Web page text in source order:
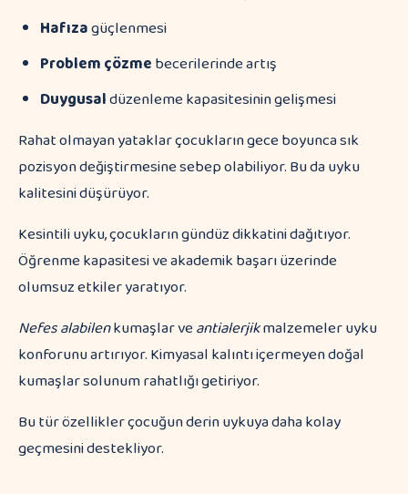
Hafızagüçlenmesi
Problem çözmebecerilerinde artış
Duygusaldüzenleme kapasitesinin gelişmesi
Rahat olmayan yataklar çocukların gece boyunca sık
pozisyon değiştirmesine sebep olabiliyor. Bu da uyku
kalitesini düşürüyor.
Kesintili uyku, çocukların gündüz dikkatini dağıtıyor.
Öğrenme kapasitesi ve akademik başarı üzerinde
olumsuz etkiler yaratıyor.
Nefes alabilenkumaşlar veantialerjikmalzemeler uyku
konforunu artırıyor. Kimyasal kalıntı içermeyen doğal
kumaşlar solunum rahatlığı getiriyor.
Bu tür özellikler çocuğun derin uykuya daha kolay
geçmesini destekliyor.